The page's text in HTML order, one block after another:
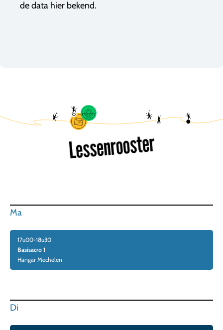
de data hier bekend.
Lessenrooster
Ma
17u00-18u30
Basisacro 1
Hangar Mechelen
Di